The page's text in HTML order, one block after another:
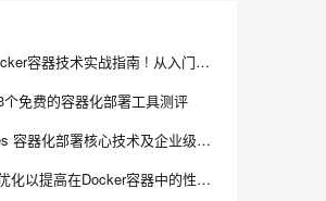
月 1日，阿里云亮
2023 云原生产业大
，多位行业专家带
产业的解读，深入
63
技术实战指南 ! 从入门到企业级应用 !
免费的容器化部署工具测评
署核心技术及企业级应用实践全方案解析
以提高在Docker容器中的性能？